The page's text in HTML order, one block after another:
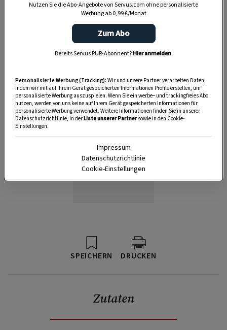
Anzeige
SPEICHERN DRUCKEN
Zutaten
Nutzen Sie die Abo-Angebote von Servus.com ohne personalisierte
Werbung ab 0,99 €/Monat
Zum Abo
Bereits Servus PUR-Abonnent?Hier anmelden.
Personalisierte Werbung (Tracking): Wir und unsere Partner verarbeiten Daten,
indem wir mit auf Ihrem Gerät gespeicherten Informationen Profile erstellen, um
personalisierte Werbung auszuspielen. Wenn Sie ein werbe– und trackingfreies Abo
nutzen, werden von uns keine auf Ihrem Gerät gespeicherten Informationen für
personalisierte Werbung verwendet. Weitere Informationen finden Sie in unserer
Datenschutzrichtlinie, in derListe unserer Partnersowie in den Cookie-
Einstellungen.
Impressum
Datenschutzrichtlinie
Cookie-Einstellungen